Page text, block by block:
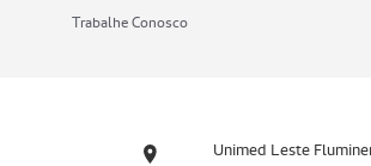
Trabalhe Conosco
Unimed Leste